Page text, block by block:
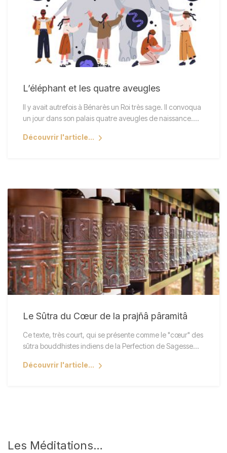
L’éléphant et les quatre aveugles
Il y avait autrefois à Bénarès un Roi très sage. Il convoqua
un jour dans son palais quatre aveugles de naissance.…
Découvrir l'article...
Le Sûtra du Cœur de la prajñâ pâramitâ
Ce texte, très court, qui se présente comme le "cœur" des
sûtra bouddhistes indiens de la Perfection de Sagesse…
Découvrir l'article...
Les Méditations…